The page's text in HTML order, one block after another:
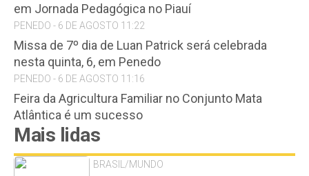
em Jornada Pedagógica no Piauí
PENEDO - 6 DE AGOSTO 11:22
Missa de 7º dia de Luan Patrick será celebrada
nesta quinta, 6, em Penedo
PENEDO - 6 DE AGOSTO 11:16
Feira da Agricultura Familiar no Conjunto Mata
Atlântica é um sucesso
Mais lidas
BRASIL/MUNDO